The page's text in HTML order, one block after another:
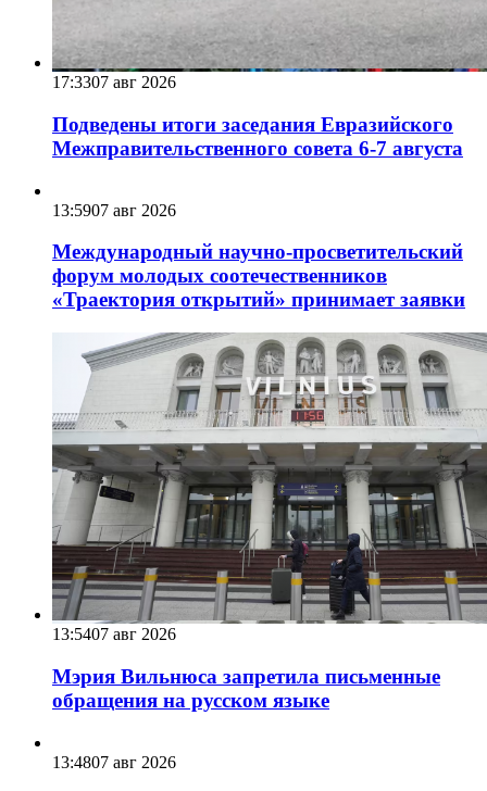
17:3307 авг 2026
Подведены итоги заседания Евразийского
Межправительственного совета 6-7 августа
13:5907 авг 2026
Международный научно-просветительский
форум молодых соотечественников
«Траектория открытий» принимает заявки
13:5407 авг 2026
Мэрия Вильнюса запретила письменные
обращения на русском языке
13:4807 авг 2026